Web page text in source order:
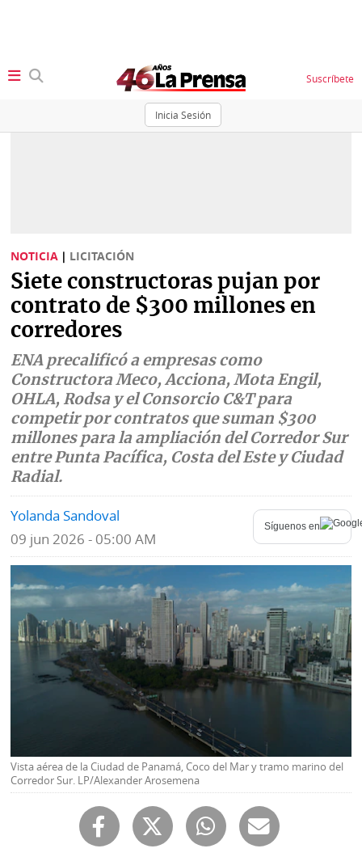
Inicia Sesión
Suscríbete
Sociedad
Judiciales
Política
Economía
Mundo
Deportes
Tecnología
Ponle
la
Firma
Status
K
Opinión
Blogs
Fotografías
Videos
Fe
erratas
Historias
SERVICIOS
E-
Comunicados
Catálogos
Contenido
de
marcas
RSS
Temas
Autores
NOTICIA | LICITACIÓN
Siete constructoras pujan por
contrato de $300 millones en
corredores
ENA precalificó a empresas como
Constructora Meco, Acciona, Mota Engil,
OHLA, Rodsa y el Consorcio C&T para
competir por contratos que suman $300
millones para la ampliación del Corredor Sur
entre Punta Pacífica, Costa del Este y Ciudad
Radial.
Yolanda Sandoval
09 jun 2026 - 05:00 AM
Síguenos en
Vista aérea de la Ciudad de Panamá, Coco del Mar y tramo marino del
Corredor Sur. LP/Alexander Arosemena